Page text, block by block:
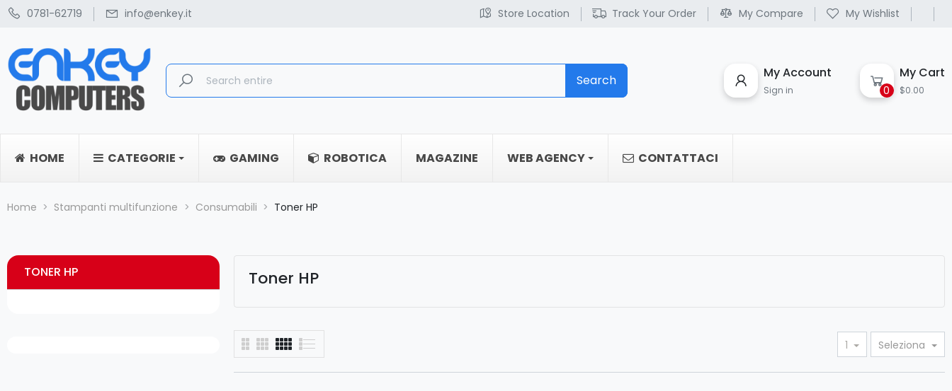
0781-62719 info@enkey.it Store Location Track Your Order My Compare My Wishlist
Search My Account
Sign in 0
My Cart
$0.00
HOME CATEGORIE GAMING ROBOTICA MAGAZINE WEB AGENCY CONTATTACI
Home Stampanti multifunzione Consumabili Toner HP
TONER HP Toner HP
1 Seleziona